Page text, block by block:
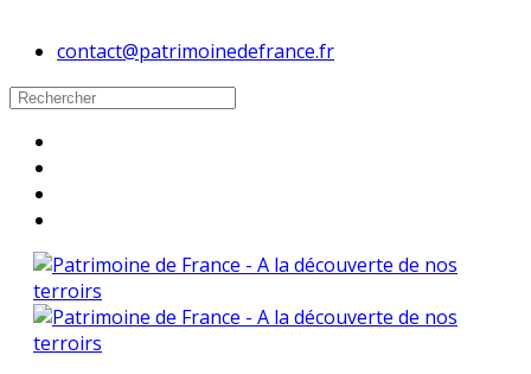
contact@patrimoinedefrance.fr